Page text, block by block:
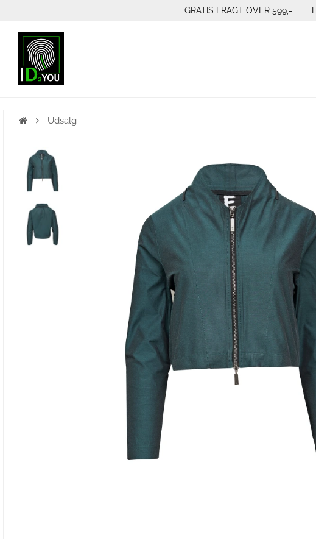
GRATIS FRAGT OVER 599,-
Udsalg